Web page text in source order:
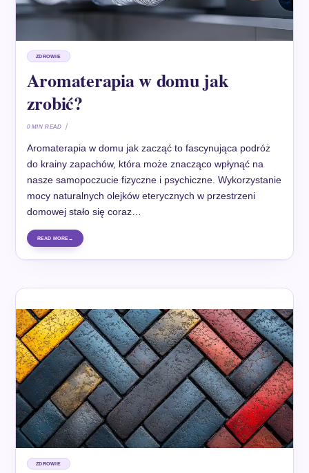
ZDROWIE
Aromaterapia w domu jak
zrobić?
0 MIN READ
Aromaterapia w domu jak zacząć to fascynująca podróż
do krainy zapachów, która może znacząco wpłynąć na
nasze samopoczucie fizyczne i psychiczne. Wykorzystanie
mocy naturalnych olejków eterycznych w przestrzeni
domowej stało się coraz…
READ MORE
ZDROWIE